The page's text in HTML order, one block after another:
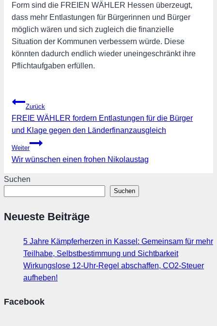
Form sind die FREIEN WÄHLER Hessen überzeugt,
dass mehr Entlastungen für Bürgerinnen und Bürger
möglich wären und sich zugleich die finanzielle
Situation der Kommunen verbessern würde. Diese
könnten dadurch endlich wieder uneingeschränkt ihre
Pflichtaufgaben erfüllen.
Beitragsnavigation
Zurück
FREIE WÄHLER fordern Entlastungen für die Bürger
und Klage gegen den Länderfinanzausgleich
Weiter
Wir wünschen einen frohen Nikolaustag
Suchen
Suchen
Neueste Beiträge
5 Jahre Kämpferherzen in Kassel: Gemeinsam für mehr
Teilhabe, Selbstbestimmung und Sichtbarkeit
Wirkungslose 12-Uhr-Regel abschaffen, CO2-Steuer
aufheben!
Facebook